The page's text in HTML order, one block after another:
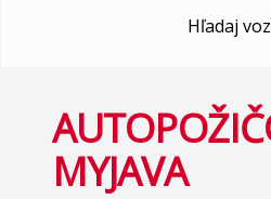
Hľadaj
MYJAVA